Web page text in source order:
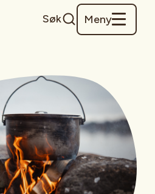
Søk Meny